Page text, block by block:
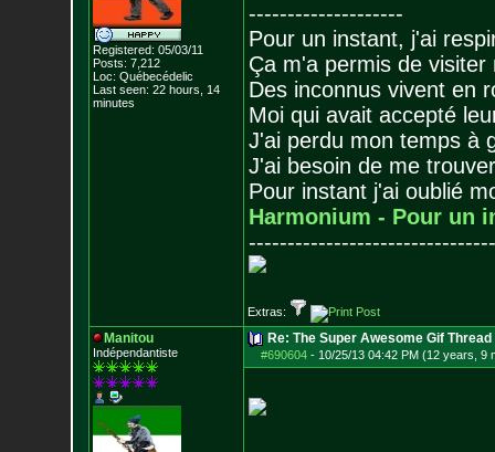
Registered: 05/03/11
Posts: 7,212
Loc: Québecédelic
Last seen: 22 hours, 14
minutes
--------------------
Pour un instant, j'ai
Ça m'a permis de visiter
Des inconnus vivent en
Moi qui avait accepté
J'ai perdu mon temps à
J'ai besoin de me
Pour instant j'ai oublié
Harmonium - Pour un
--------------------------------
Extras:
Manitou
Indépendantiste
Re: The Super Awesome Gif Thread
#690604- 10/25/13 04:42 PM (12 years, 9